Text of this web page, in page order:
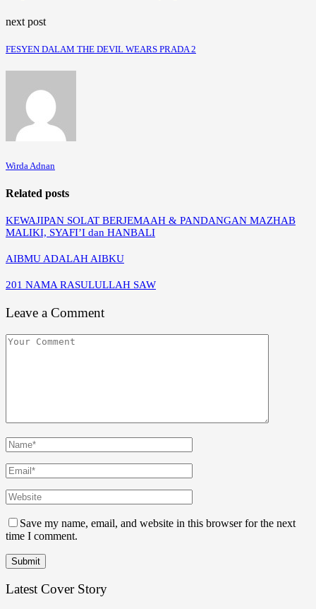
next post
FESYEN DALAM THE DEVIL WEARS PRADA 2
Wirda Adnan
Related posts
KEWAJIPAN SOLAT BERJEMAAH & PANDANGAN MAZHAB
MALIKI, SYAFI’I dan HANBALI
AIBMU ADALAH AIBKU
201 NAMA RASULULLAH SAW
Leave a Comment
Save my name, email, and website in this browser for the next
time I comment.
Latest Cover Story